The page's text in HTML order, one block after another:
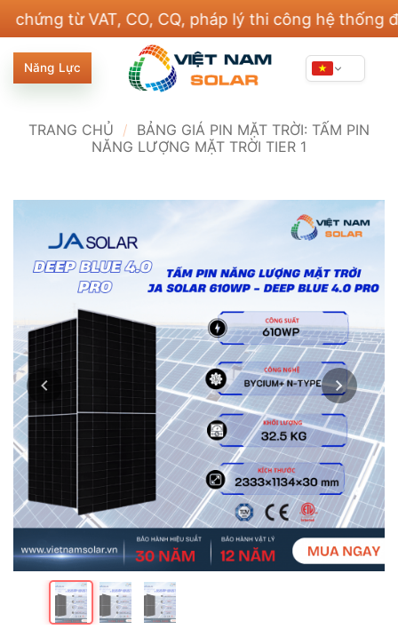
nội
dung
VAT, CO, CQ, pháp lý thi công hệ thống điện và
Năng Lực
TRANG CHỦ / BẢNG GIÁ PIN MẶT TRỜI: TẤM PIN
NĂNG LƯỢNG MẶT TRỜI TIER 1